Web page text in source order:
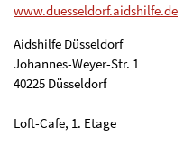
www.duesseldorf.aidshilfe.de
Aidshilfe Düsseldorf
Johannes-Weyer-Str. 1
40225 Düsseldorf
Loft-Cafe, 1. Etage